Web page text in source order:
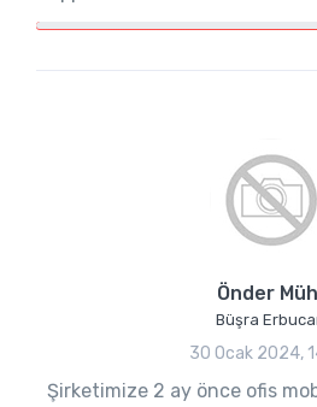
Önder
Büşra
30 Ocak 2024,
Şirketimize 2 ay önce ofis